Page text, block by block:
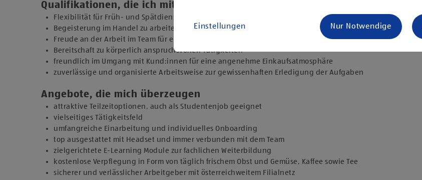
Qualifikationen, die ich mitbringe
Flexibilität für Früh- und Spätdienste (Montag bis Samstag)
Begeisterung im Handel zu arbeiten und den Unternehmenserfolg mitzugestalten
Freude an der Arbeit im Team für ein motiviertes Miteinander
Bereitschaft zu körperlich anspruchsvollen Tätigkeiten
freundlich im Umgang mit Kund:innen für eine angenehme Einkaufsatmosphäre
zuverlässige und organisierte Arbeitsweise zur gewissenhaften Erledigung der Aufgaben
Angebote, die mich überzeugen
attraktive Teilzeitoptionen, auch als Studentenjob geeignet
vielseitiges Tätigkeitsfeld
umfangreiche Einarbeitung und individuelles Onboarding
top ausgestattet mit Headset und immer verbunden mit dem Team
zielgerichtete E-Learning Module zur fachlichen Weiterbildung
kostenlose Verpflegung in Form von täglich frischem Obst und Gemüse, Kaffee sowie Tee
sicherer und verlässlicher Arbeitgeber mit österreichweitem Filialnetz
Einstellungen Nur Notwendige